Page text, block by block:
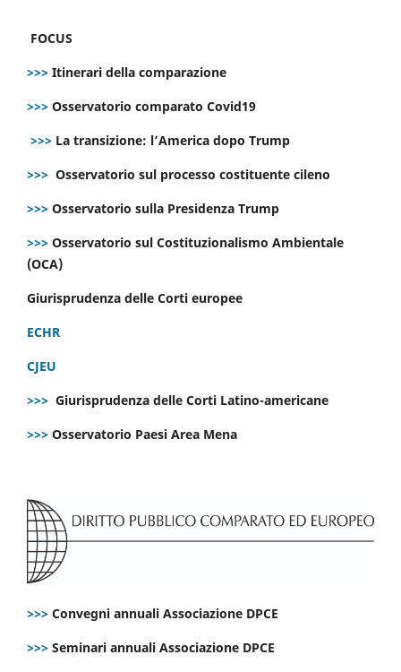
FOCUS
>>> Itinerari della comparazione
>>> Osservatorio comparato Covid19
>>> La transizione: l’America dopo Trump
>>> Osservatorio sul processo costituente cileno
>>> Osservatorio sulla Presidenza Trump
>>> Osservatorio sul Costituzionalismo Ambientale
(OCA)
Giurisprudenza delle Corti europee
ECHR
CJEU
>>> Giurisprudenza delle Corti Latino-americane
>>> Osservatorio Paesi Area Mena
>>> Convegni annuali Associazione DPCE
>>> Seminari annuali Associazione DPCE